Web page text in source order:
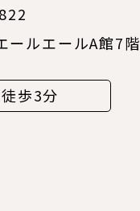
ールエールA館7階
歩3分